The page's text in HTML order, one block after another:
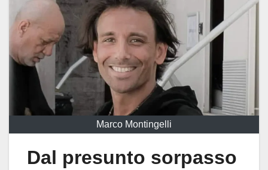
Marco Montingelli
Dal presunto sorpasso